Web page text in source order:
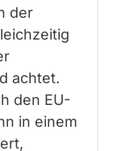
der
achtet.
den EU-
in einem